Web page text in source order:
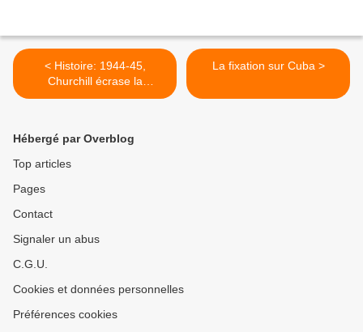
< Histoire: 1944-45,
Churchill écrase la
résistance grecque avec
La fixation sur Cuba >
Hébergé par Overblog
Top articles
Pages
Contact
Signaler un abus
C.G.U.
Cookies et données personnelles
Préférences cookies